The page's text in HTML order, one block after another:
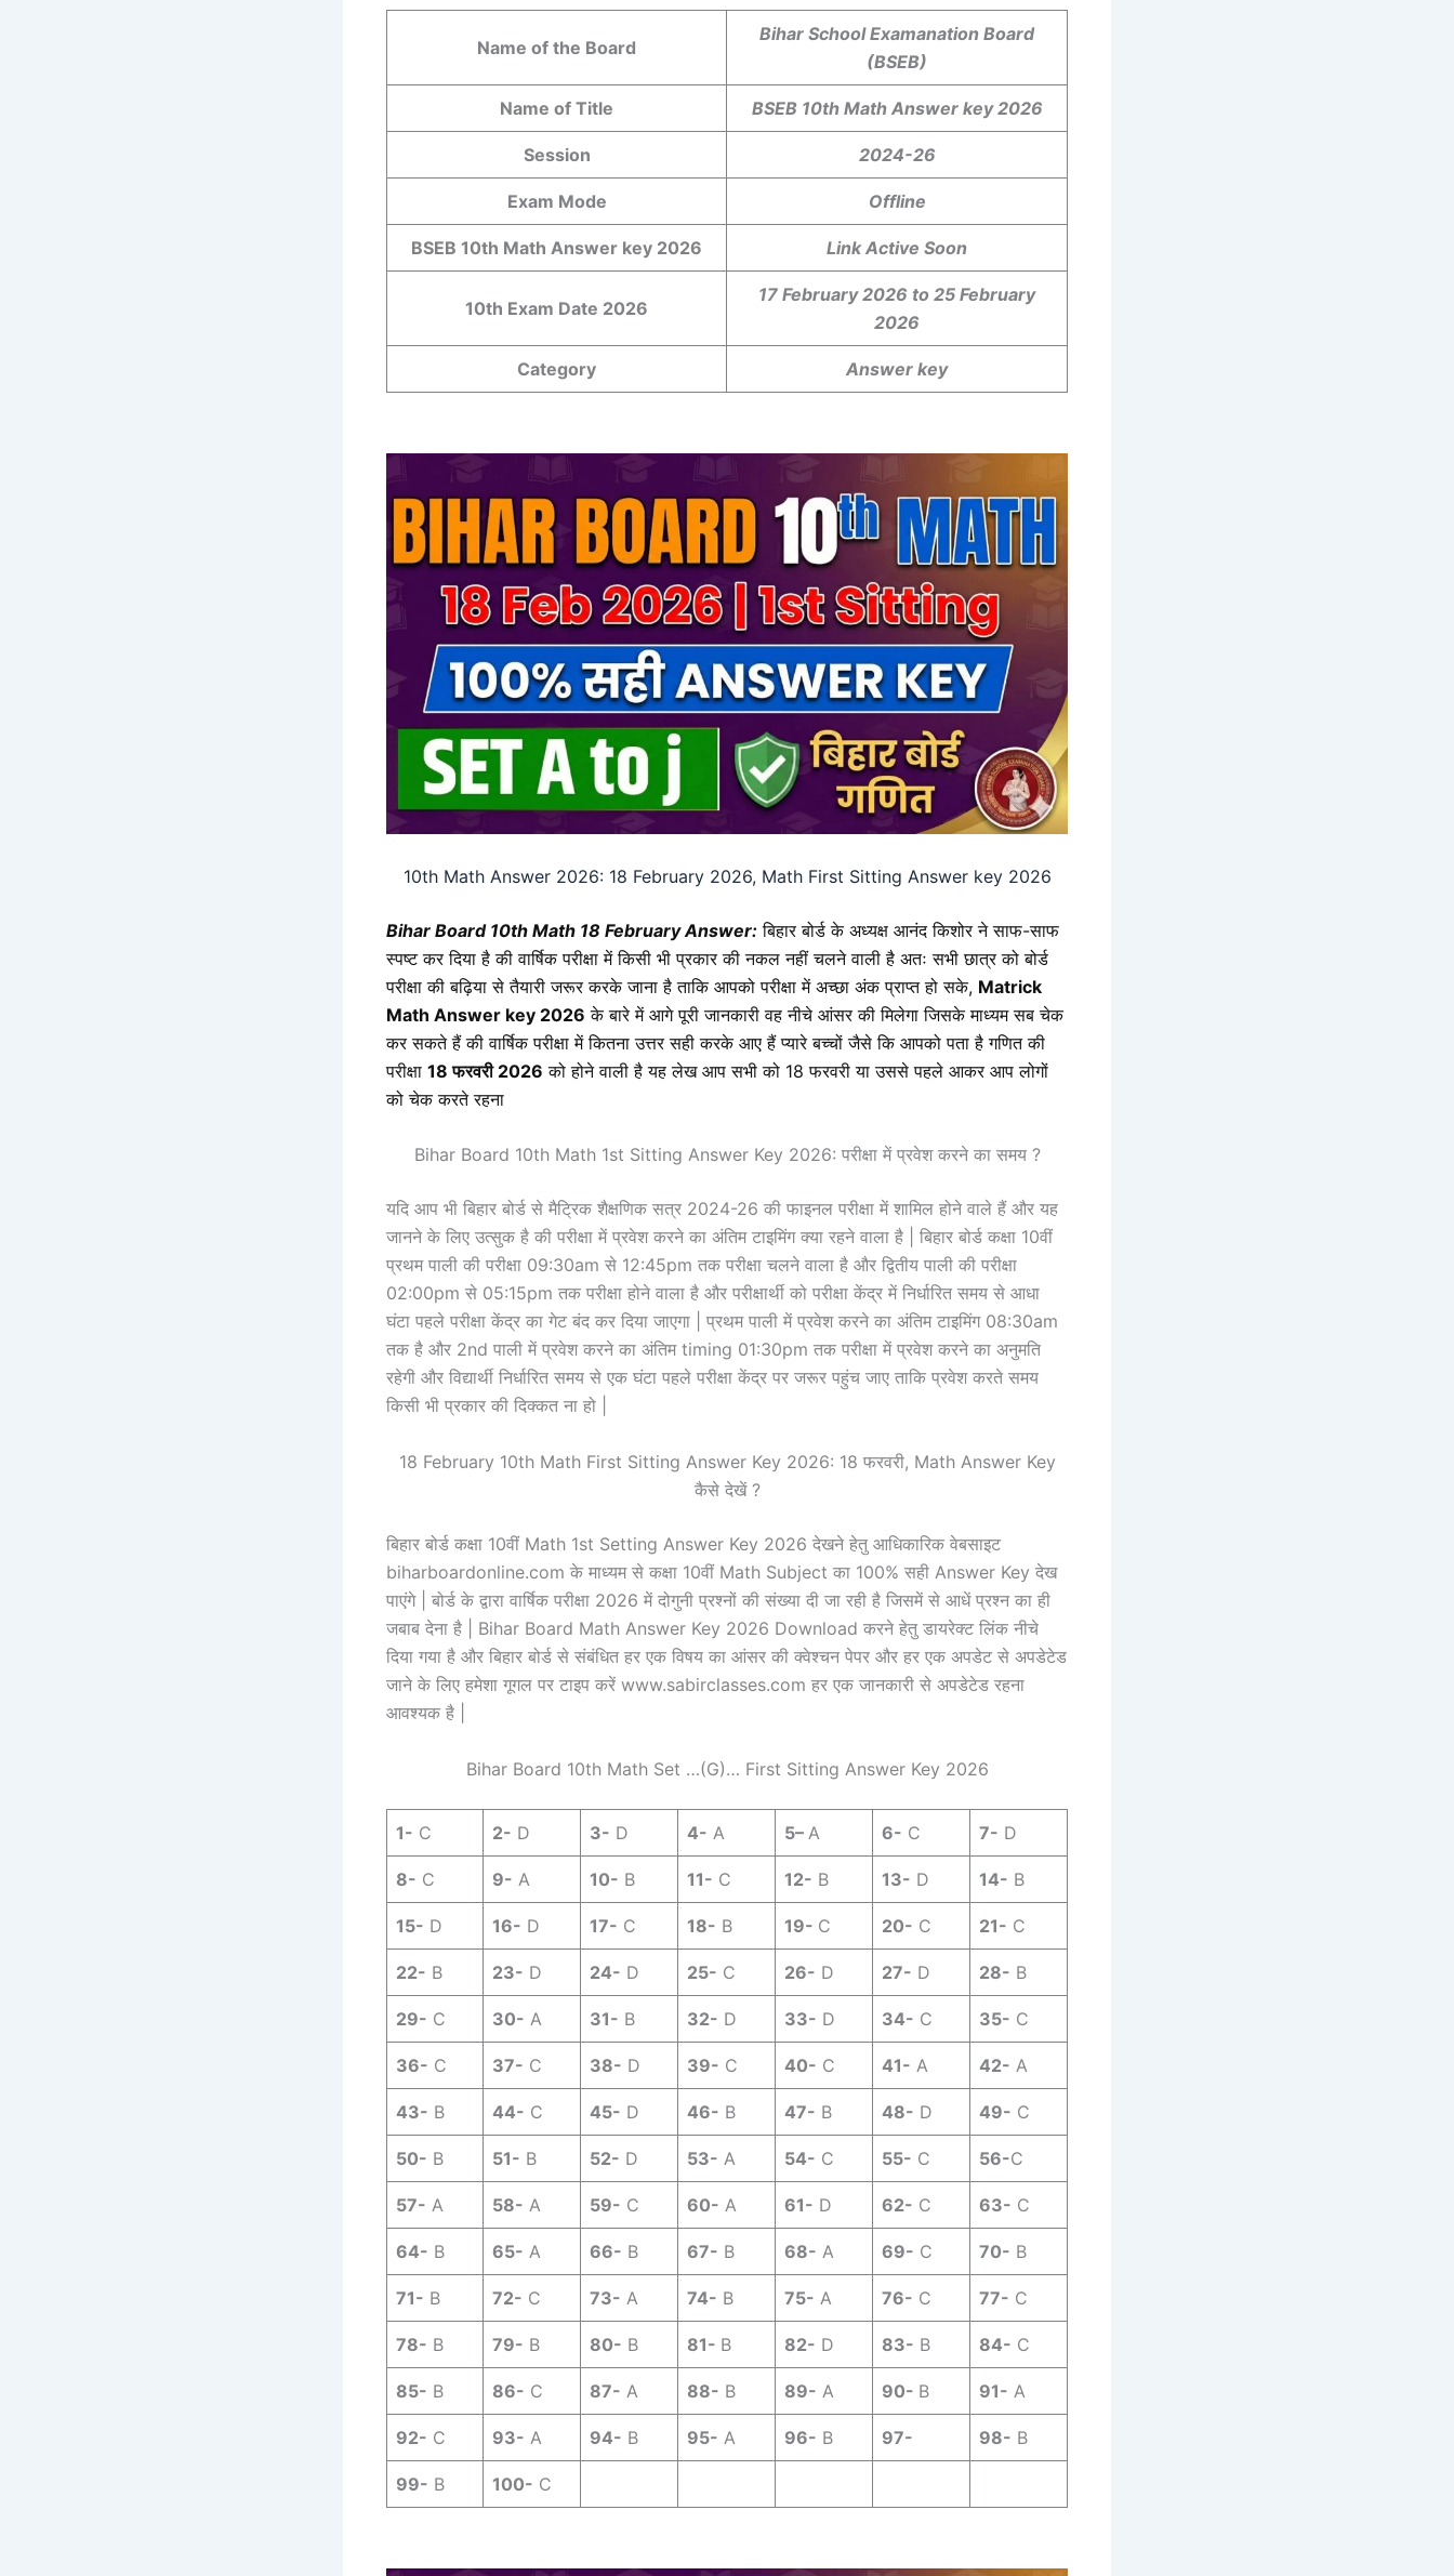
Name of the Board
Bihar School Examanation Board
(BSEB)
Name of Title BSEB 10th Math Answer key 2026
Session 2024-26
Exam Mode Offline
BSEB 10th Math Answer key 2026 Link Active Soon
10th Exam Date 2026
17 February 2026 to 25 February
2026
Category Answer key
10th Math Answer 2026: 18 February 2026, MathFirst Sitting Answer key 2026
Bihar Board 10th Math 18 February Answer: बिहार बोर्ड के अध्यक्ष आनंद किशोर ने साफ-साफ
स्पष्ट कर दिया है की वार्षिक परीक्षा में किसी भी प्रकार की नकल नहीं चलने वाली है अतः सभी छात्र को बोर्ड
परीक्षा की बढ़िया से तैयारी जरूर करके जाना है ताकि आपको परीक्षा में अच्छा अंक प्राप्त हो सके, Matrick
Math Answer key 2026 के बारे में आगे पूरी जानकारी वह नीचे आंसर की मिलेगा जिसके माध्यम सब चेक
कर सकते हैं की वार्षिक परीक्षा में कितना उत्तर सही करके आए हैं प्यारे बच्चों जैसे कि आपको पता हैगणितकी
परीक्षा 18 फरवरी 2026 को होने वाली है यह लेख आप सभी को 18 फरवरी या उससे पहले आकर आप लोगों
को चेक करते रहना
Bihar Board 10th Math 1st Sitting Answer Key 2026: परीक्षा में प्रवेश करने का समय ?
यदि आप भी बिहार बोर्ड से मैट्रिक शैक्षणिक सत्र 2024-26 की फाइनल परीक्षा में शामिल होने वाले हैं और यह
जानने के लिए उत्सुक है की परीक्षा में प्रवेश करने का अंतिम टाइमिंग क्या रहने वाला है | बिहार बोर्ड कक्षा 10वीं
प्रथम पाली की परीक्षा 09:30am से 12:45pm तक परीक्षा चलने वाला है और द्वितीय पाली की परीक्षा
02:00pm से 05:15pm तक परीक्षा होने वाला है और परीक्षार्थी को परीक्षा केंद्र में निर्धारित समय से आधा
घंटा पहले परीक्षा केंद्र का गेट बंद कर दिया जाएगा | प्रथम पाली में प्रवेश करने का अंतिम टाइमिंग 08:30am
तक है और 2nd पाली में प्रवेश करने का अंतिम timing 01:30pm तक परीक्षा में प्रवेश करने का अनुमति
रहेगी और विद्यार्थी निर्धारित समय से एक घंटा पहले परीक्षा केंद्र पर जरूर पहुंच जाए ताकि प्रवेश करते समय
किसी भी प्रकार की दिक्कत ना हो |
18 February 10th Math First Sitting Answer Key 2026: 18 फरवरी, Math Answer Key
कैसे देखें ?
बिहार बोर्ड कक्षा 10वीं Math 1st Setting Answer Key 2026 देखने हेतु आधिकारिक वेबसाइट
biharboardonline.com के माध्यम से कक्षा 10वीं Math Subject का 100% सही Answer Key देख
पाएंगे | बोर्ड के द्वारा वार्षिक परीक्षा 2026 में दोगुनी प्रश्नों की संख्या दी जा रही है जिसमें से आधें प्रश्न का ही
जबाब देना है | Bihar Board Math Answer Key 2026 Download करने हेतु डायरेक्ट लिंक नीचे
दिया गया है और बिहार बोर्ड से संबंधित हर एक विषय का आंसर की क्वेश्चन पेपर और हर एक अपडेट से अपडेटेड
जाने के लिए हमेशा गूगल पर टाइप करें www.sabirclasses.com हर एक जानकारी से अपडेटेड रहना
आवश्यक है |
Bihar Board 10th Math Set …(G)… First Sitting Answer Key 2026
1- C 2- D 3- D 4- A 5– A 6- C 7- D
8- C 9- A 10- B 11- C 12- B 13- D 14- B
15- D 16- D 17- C 18- B 19- C 20- C 21- C
22- B 23- D 24- D 25- C 26- D 27- D 28- B
29- C 30- A 31- B 32- D 33- D 34- C 35- C
36- C 37- C 38- D 39- C 40- C 41- A 42- A
43- B 44- C 45- D 46- B 47- B 48- D 49- C
50- B 51- B 52- D 53- A 54- C 55- C 56-C
57- A 58- A 59- C 60- A 61- D 62- C 63- C
64- B 65- A 66- B 67- B 68- A 69- C 70- B
71- B 72- C 73- A 74- B 75- A 76- C 77- C
78- B 79- B 80- B 81- B 82- D 83- B 84- C
85- B 86- C 87- A 88- B 89- A 90- B 91- A
92- C 93- A 94- B 95- A 96- B 97- 98- B
99- B 100- C